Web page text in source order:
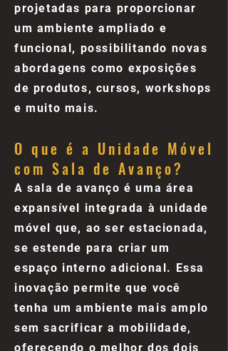
projetadas para proporcionar
um ambiente ampliado e
funcional, possibilitando novas
abordagens como exposições
de produtos, cursos, workshops
e muito mais.
O que é a Unidade Móvel
com Sala de Avanço?
A sala de avanço é uma área
expansível integrada à unidade
móvel que, ao ser estacionada,
se estende para criar um
espaço interno adicional. Essa
inovação permite que você
tenha um ambiente mais amplo
sem sacrificar a mobilidade,
oferecendo o melhor dos dois